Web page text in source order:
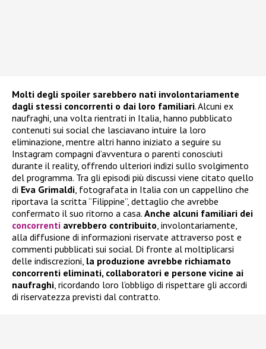
Molti degli spoiler sarebbero nati involontariamente
dagli stessi concorrenti o dai loro familiari. Alcuni ex
naufraghi, una volta rientrati in Italia, hanno pubblicato
contenuti sui social che lasciavano intuire la loro
eliminazione, mentre altri hanno iniziato a seguire su
Instagram compagni d’avventura o parenti conosciuti
durante il reality, offrendo ulteriori indizi sullo svolgimento
del programma. Tra gli episodi più discussi viene citato quello
di Eva Grimaldi , fotografata in Italia con un cappellino che
riportava la scritta “Filippine”, dettaglio che avrebbe
confermato il suo ritorno a casa. Anche alcuni familiari dei
concorrenti avrebbero contribuito , involontariamente,
alla diffusione di informazioni riservate attraverso post e
commenti pubblicati sui social. Di fronte al moltiplicarsi
delle indiscrezioni, la produzione avrebbe richiamato
concorrenti eliminati, collaboratori e persone vicine ai
naufraghi , ricordando loro l’obbligo di rispettare gli accordi
di riservatezza previsti dal contratto.